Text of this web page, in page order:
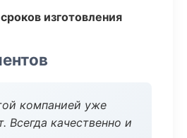
изготовления
компанией уже
Всегда качественно и